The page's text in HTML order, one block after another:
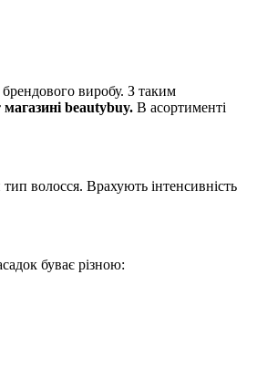
виробу. З таким
beautybuy. В асортименті
волосся. Врахують інтенсивність
буває різною: